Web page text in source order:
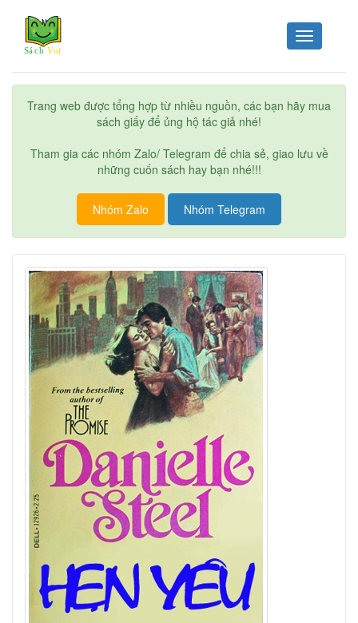
Toggle
navigation
Trang web được tổng hợp từ nhiều nguồn, các bạn hãy mua
sách giấy để ủng hộ tác giả nhé!
Tham gia các nhóm Zalo/ Telegram để chia sẻ, giao lưu về
những cuốn sách hay bạn nhé!!!
Nhóm Zalo Nhóm Telegram